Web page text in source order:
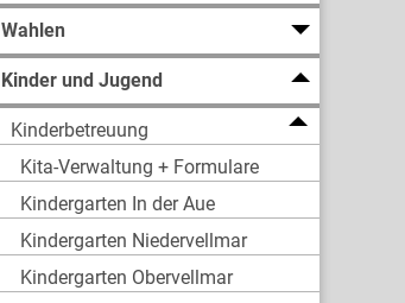
Wahlen
Kinder und Jugend
Kinderbetreuung
Kita-Verwaltung + Formulare
Kindergarten In der Aue
Kindergarten Niedervellmar
Kindergarten Obervellmar